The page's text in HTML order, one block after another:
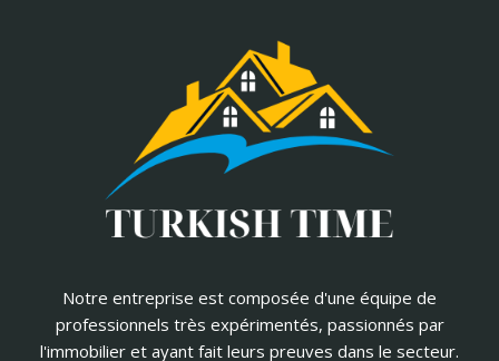
Notre entreprise est composée d'une équipe de
professionnels très expérimentés, passionnés par
l'immobilier et ayant fait leurs preuves dans le secteur.